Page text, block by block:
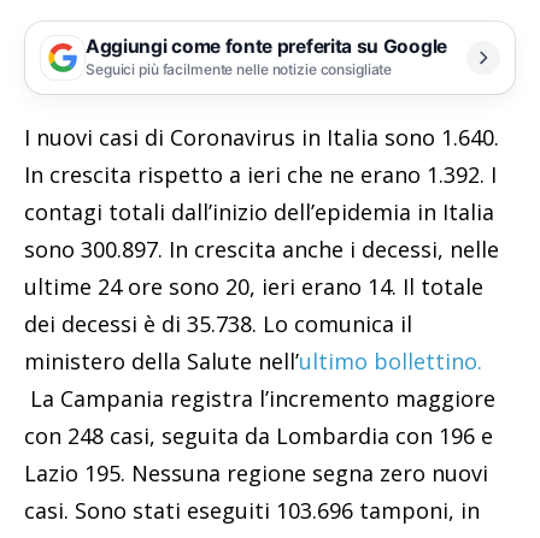
Aggiungi come fonte preferita su Google
Seguici più facilmente nelle notizie consigliate
I nuovi casi di Coronavirus in Italia sono 1.640.
In crescita rispetto a ieri che ne erano 1.392. I
contagi totali dall’inizio dell’epidemia in Italia
sono 300.897. In crescita anche i decessi, nelle
ultime 24 ore sono 20, ieri erano 14. Il totale
dei decessi è di 35.738. Lo comunica il
ministero della Salute nell’ultimo bollettino.
La Campania registra l’incremento maggiore
con 248 casi, seguita da Lombardia con 196 e
Lazio 195. Nessuna regione segna zero nuovi
casi. Sono stati eseguiti 103.696 tamponi, in